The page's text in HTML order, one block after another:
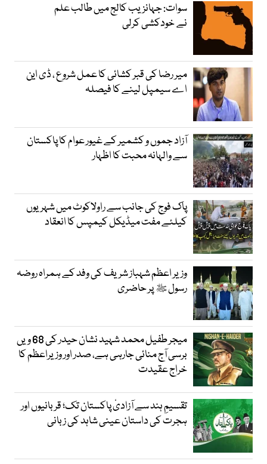
سوات: جہانزیب کالج میں طالب علم
نے خودکشی کرلی
میر رضا کی قبر کشائی کا عمل شروع ، ڈی این
اے سیمپل لینے کا فیصلہ
آزاد جموں و کشمیر کے غیور عوام کا پاکستان
سے والہانہ محبت کا اظہار
پاک فوج کی جانب سے راولاکوٹ میں شہریوں
کیلئے مفت میڈیکل کیمپس کا انعقاد
وزیر اعظم شہباز شریف کی وفد کے ہمراہ روضہ
رسول ﷺ پر حاضری
میجر طفیل محمد شہید نشان حیدر کی 68 ویں
برسی آج منائی جارہی ہے، صدر اور وزیراعظم کا
خراج عقیدت
تقسیمِ ہند سے آزادیٔ پاکستان تک؛ قربانیوں اور
ہجرت کی داستان عینی شاہد کی زبانی